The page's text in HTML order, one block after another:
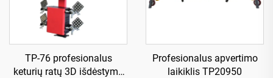
TP-76 profesionalus
keturių ratų 3D išdėstymo
Profesionalus apvertimo
laikiklis TP20950